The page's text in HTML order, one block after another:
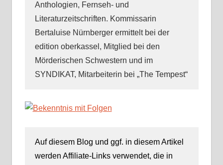
Anthologien, Fernseh- und
Literaturzeitschriften. Kommissarin
Bertaluise Nürnberger ermittelt bei der
edition oberkassel, Mitglied bei den
Mörderischen Schwestern und im
SYNDIKAT, Mitarbeiterin bei „The Tempest“
Auf diesem Blog und ggf. in diesem Artikel
werden Affiliate-Links verwendet, die in